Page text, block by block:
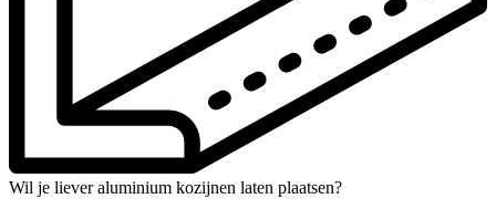
Wil je liever aluminium kozijnen laten plaatsen?